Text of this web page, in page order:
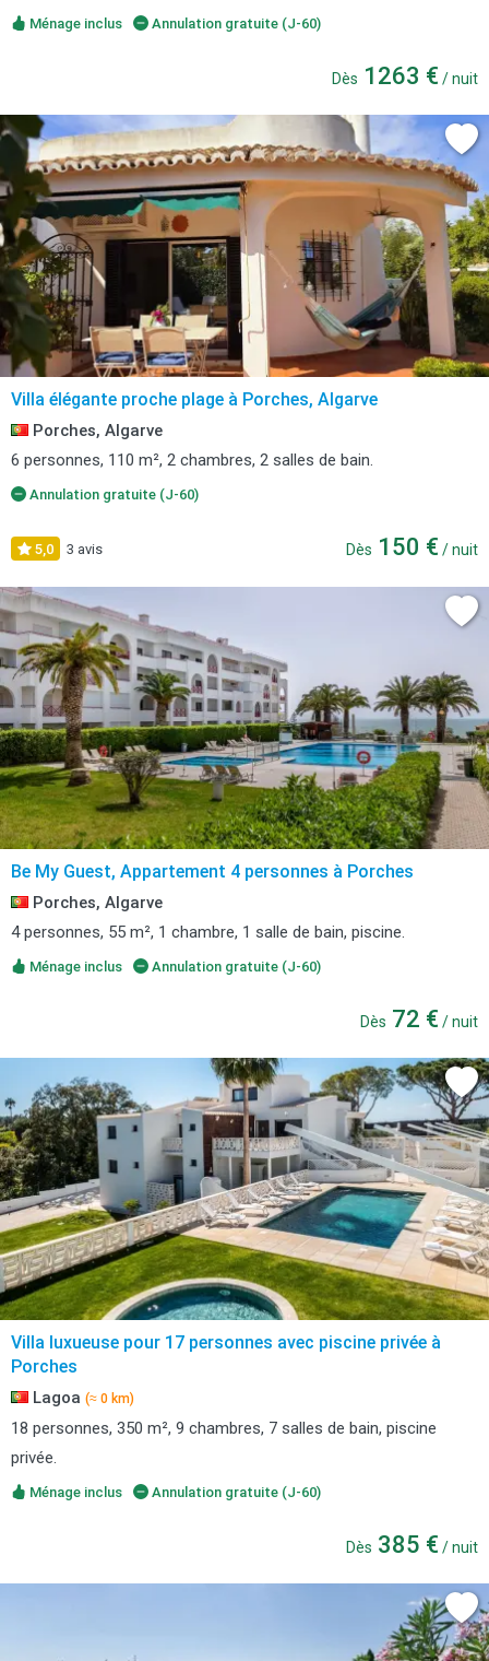
Ménage inclus Annulation gratuite (J-60)
Dès 1263 € / nuit
Villa élégante proche plage à Porches, Algarve
Porches, Algarve
6 personnes, 110 m², 2 chambres, 2 salles de bain.
Annulation gratuite (J-60)
5,0 3 avis Dès 150 € / nuit
Be My Guest, Appartement 4 personnes à Porches
Porches, Algarve
4 personnes, 55 m², 1 chambre, 1 salle de bain, piscine.
Ménage inclus Annulation gratuite (J-60)
Dès 72 € / nuit
Villa luxueuse pour 17 personnes avec piscine privée à
Porches
Lagoa (≈ 0 km)
18 personnes, 350 m², 9 chambres, 7 salles de bain, piscine
privée.
Ménage inclus Annulation gratuite (J-60)
Dès 385 € / nuit